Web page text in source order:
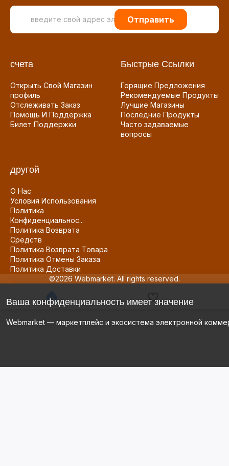
Отправить
счета
Открыть Свой Магазин
профиль
Отслеживать Заказ
Помощь И Поддержка
Билет Поддержки
Быстрые Ссылки
Горящие Предложения
Рекомендуемые Продукты
Лучшие Магазины
Последние Продукты
Часто задаваемые
вопросы
другой
О Нас
Условия Использования
Политика
Конфиденциальнос...
Политика Возврата
Средств
Политика Возврата Товара
Политика Отмены Заказа
Политика Доставки
©2026 Webmarket. All rights reserved.
Ваша конфиденциальность имеет значение
Webmarket — маркетплейс и экосистема электронной